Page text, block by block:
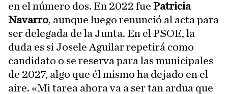
en el número dos. En 2022 fue Patricia
Navarro, aunque luego renunció al acta para
ser delegada de la Junta. En el PSOE, la
duda es si Josele Aguilar repetirá como
candidato o se reserva para las municipales
de 2027, algo que él mismo ha dejado en el
aire. «Mi tarea ahora va a ser tan ardua que